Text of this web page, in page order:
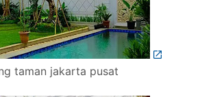
taman jakarta pusat